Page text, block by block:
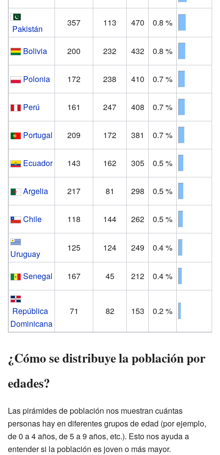
Pakistán
357 113 470 0.8 %
Bolivia 200 232 432 0.8 %
Polonia 172 238 410 0.7 %
Perú 161 247 408 0.7 %
Portugal 209 172 381 0.7 %
Ecuador 143 162 305 0.5 %
Argelia 217 81 298 0.5 %
Chile 118 144 262 0.5 %
Uruguay
125 124 249 0.4 %
Senegal 167 45 212 0.4 %
República
Dominicana
71 82 153 0.2 %
¿Cómo se distribuye la población por
edades?
Las pirámides de población nos muestran cuántas
personas hay en diferentes grupos de edad (por ejemplo,
de 0 a 4 años, de 5 a 9 años, etc.). Esto nos ayuda a
entender si la población es joven o más mayor.